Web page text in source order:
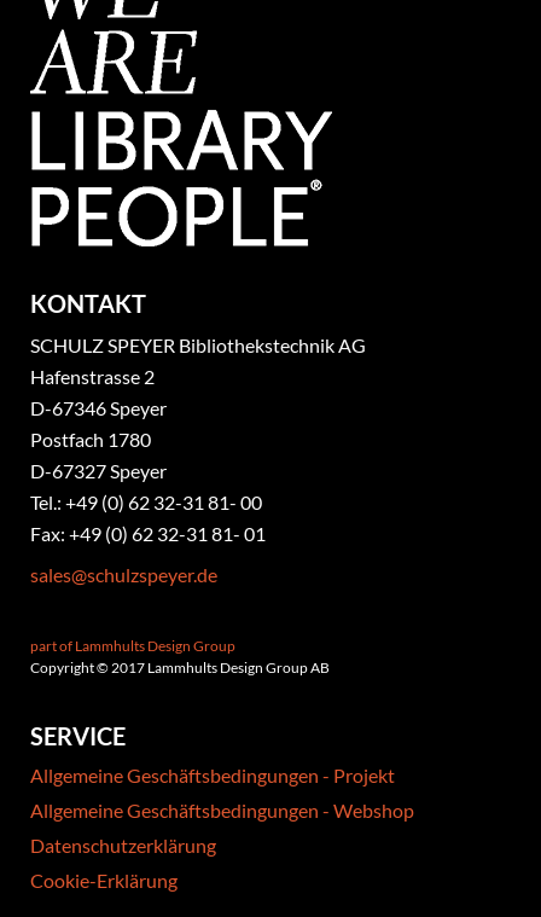
KONTAKT
SCHULZ SPEYER Bibliothekstechnik AG
Hafenstrasse 2
​D-67346 Speyer
Postfach 1780
D-67327 Speyer
Tel.: +49 (0) 62 32-31 81- 00
Fax: +49 (0) 62 32-31 81- 01
sales@schulzspeyer.de
part of Lammhults Design Group
Copyright © 2017 Lammhults Design Group AB
SERVICE
Allgemeine Geschäftsbedingungen - Projekt
Allgemeine Geschäftsbedingungen - Webshop
Datenschutzerklärung
Cookie-Erklärung